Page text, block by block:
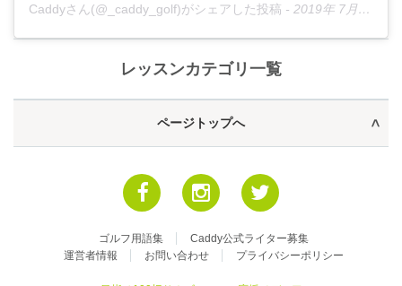
Caddyさん(@_caddy_golf)がシェアした投稿 - 2019年 7月月8日午後6時37分PDT
レッスンカテゴリ一覧
ページトップへ
ゴルフ用語集
Caddy公式ライター募集
運営者情報
お問い合わせ プライバシーポリシー